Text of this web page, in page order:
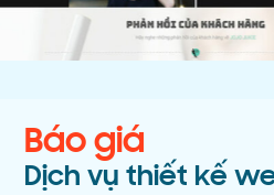
Báo giá
Dịch vụ thiết kế